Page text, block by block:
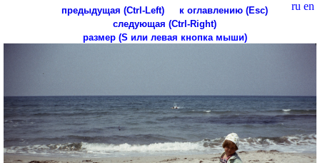
ru en
предыдущая (Ctrl-Left)
к оглавлению (Esc)
следующая (Ctrl-Right)
размер (S или левая кнопка мыши)